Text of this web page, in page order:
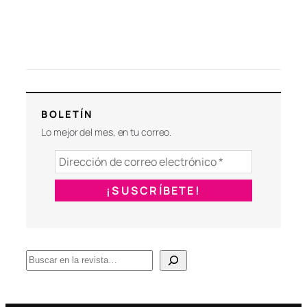
BOLETÍN
Lo mejor del mes, en tu correo.
B
u